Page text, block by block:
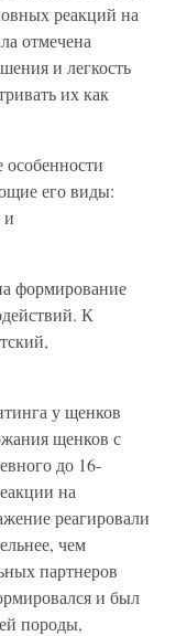
реакций на
отмечена
и легкость
их как
его виды:
и
формирование
К
у щенков
щенков с
до 16-
на
реагировали
чем
партнеров
и был
породы,